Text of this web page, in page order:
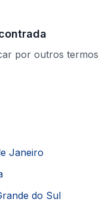
por outros termos
Janeiro
do Sul